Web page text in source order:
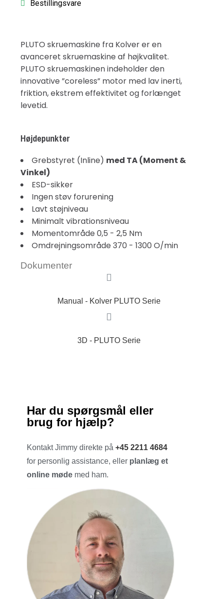
Bestillingsvare
PLUTO skruemaskine fra Kolver er en
avanceret skruemaskine af højkvalitet.
PLUTO skruemaskinen indeholder den
innovative ”coreless” motor med lav inerti,
friktion, ekstrem effektivitet og forlænget
levetid.
Højdepunkter
Grebstyret (Inline) med TA (Moment &
Vinkel)
ESD-sikker
Ingen støv forurening
Lavt støjniveau
Minimalt vibrationsniveau
Momentområde 0,5 - 2,5 Nm
Omdrejningsområde 370 - 1300 O/min
Dokumenter
Manual - Kolver PLUTO Serie
3D - PLUTO Serie
Har du spørgsmål eller
brug for hjælp?
Kontakt Jimmy direkte på+45 2211 4684
for personlig assistance, eller planlæg et
online møde med ham.